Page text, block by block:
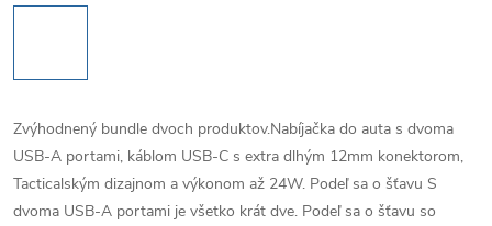
Zvýhodnený bundle dvoch produktov.Nabíjačka do auta s dvoma
USB-A portami, káblom USB-C s extra dlhým 12mm konektorom,
Tacticalským dizajnom a výkonom až 24W. Podeľ sa o šťavu S
dvoma USB-A portami je všetko krát dve. Podeľ sa o šťavu so